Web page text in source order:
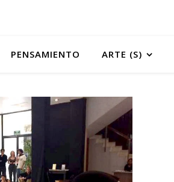
PENSAMIENTO ARTE (S)